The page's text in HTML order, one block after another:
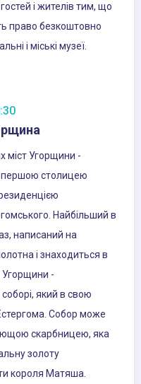
і жителів тим, що
право безкоштовно
і міські музеї.
міст Угорщини -
першою столицею
Найбільший в
написаний на
і знаходиться в
Угорщини -
який в свою
Собор може
скарбницею, яка
золоту
короля Матяша.